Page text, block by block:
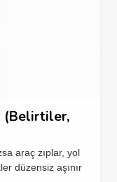
(Belirtiler,
araç zıplar, yol
düzensiz aşınır